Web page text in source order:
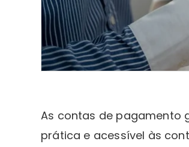
As contas de pagamento
prática e acessível às